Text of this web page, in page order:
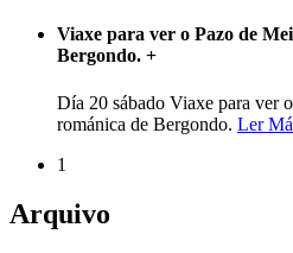
Viaxe para ver o Pazo de
Bergondo. +
Día 20 sábado Viaxe para ver
románica de Bergondo. Ler
1
Arquivo